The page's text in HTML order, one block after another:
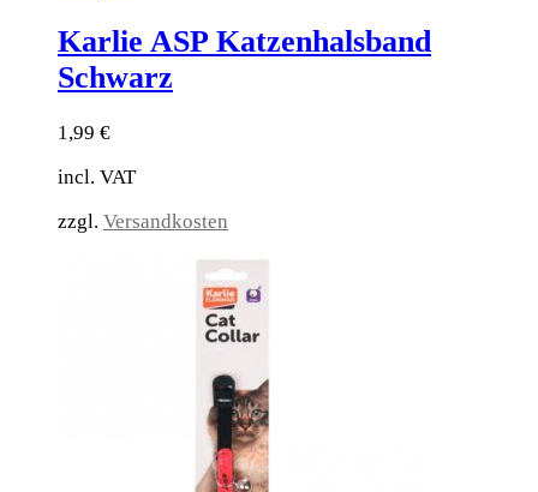
Karlie ASP Katzenhalsband
Schwarz
1,99 €
incl. VAT
zzgl. Versandkosten